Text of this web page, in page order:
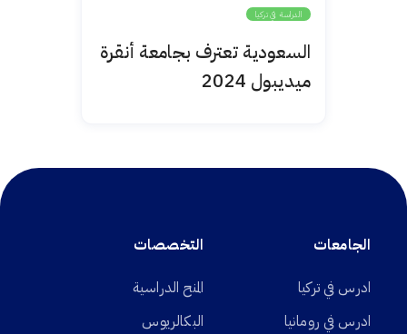
الدراسة في تركيا
السعودية تعترف بجامعة أنقرة
ميديبول 2024
الجامعات
ادرس في تركيا
ادرس في رومانيا
التخصصات
المنح الدراسية
البكالريوس